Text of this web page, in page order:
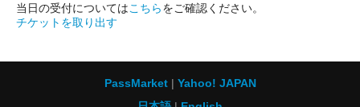
当日の受付についてはこちらをご確認ください。
チケットを取り出す
PassMarket
Yahoo! JAPAN